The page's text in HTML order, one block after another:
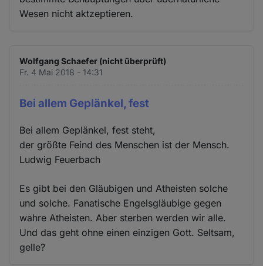
Wesen nicht aktzeptieren.
Wolfgang Schaefer (nicht überprüft)
Fr. 4 Mai 2018 - 14:31
Bei allem Geplänkel, fest
Bei allem Geplänkel, fest steht,
der größte Feind des Menschen ist der Mensch.
Ludwig Feuerbach
Es gibt bei den Gläubigen und Atheisten solche
und solche. Fanatische Engelsgläubige gegen
wahre Atheisten. Aber sterben werden wir alle.
Und das geht ohne einen einzigen Gott. Seltsam,
gelle?